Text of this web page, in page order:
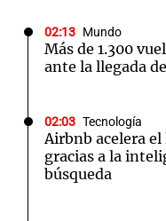
02:13 Mundo
Más de 1.300
ante la llegada
02:03 Tecnología
Airbnb acelera
gracias a la
búsqueda